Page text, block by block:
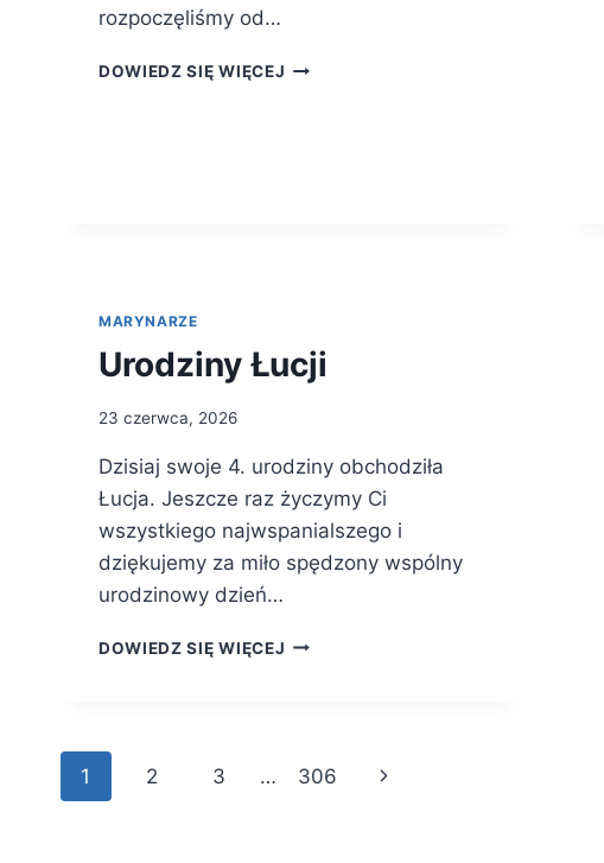
rozpoczęliśmy od…
DOWIEDZ SIĘ WIĘCEJ
MARYNARZE
Urodziny Łucji
23 czerwca, 2026
Dzisiaj swoje 4. urodziny obchodziła
Łucja. Jeszcze raz życzymy Ci
wszystkiego najwspanialszego i
dziękujemy za miło spędzony wspólny
urodzinowy dzień…
DOWIEDZ SIĘ WIĘCEJ URODZINY
Nawigacja
1 2 3 … 306
Następna